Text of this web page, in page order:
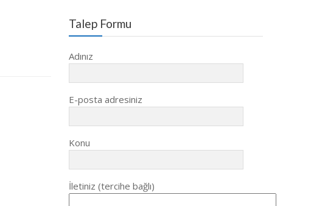
Talep Formu
Adınız
E-posta adresiniz
Konu
İletiniz (tercihe bağlı)